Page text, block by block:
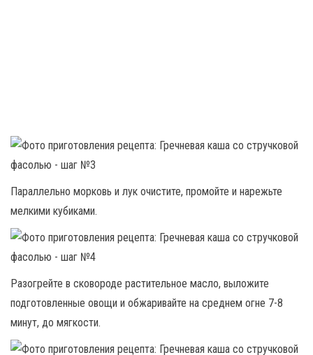
Параллельно морковь и лук очистите, промойте и нарежьте
мелкими кубиками.
Разогрейте в сковороде растительное масло, выложите
подготовленные овощи и обжаривайте на среднем огне 7-8
минут, до мягкости.